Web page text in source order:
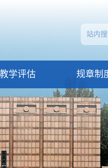
教学评估 规章制